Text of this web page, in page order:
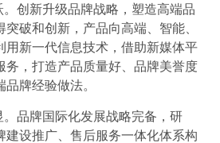
。创新升级品牌战略，塑造高端品
破和创新，产品向高端、智能、
用新一代信息技术，借助新媒体平
务，打造产品质量好、品牌美誉度
牌经验做法。
品牌国际化发展战略完备，研
建设推广、售后服务一体化体系构